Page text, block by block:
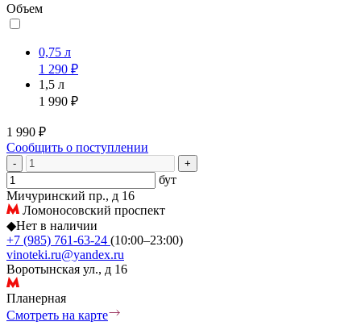
Объем
0,75 л
1 290 ₽
1,5 л
1 990 ₽
1 990 ₽
Сообщить о поступлении
- +
бут
Мичуринский пр., д 16
Ломоносовский проспект
◆Нет в наличии
+7 (985) 761-63-24 (10:00–23:00)
vinoteki.ru@yandex.ru
Воротынская ул., д 16
Планерная
Смотреть на карте